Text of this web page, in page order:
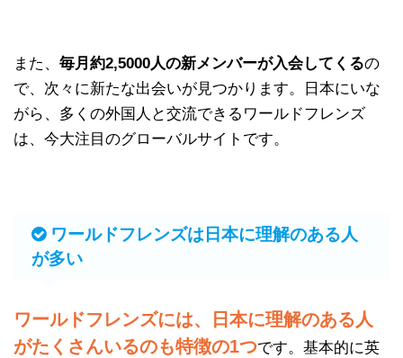
また、 毎月約2,5000人の新メンバーが入会してくるの
で、次々に新たな出会いが見つかります。日本にいな
がら、多くの外国人と交流できるワールドフレンズ
は、今大注目のグローバルサイトです。
ワールドフレンズは日本に理解のある人
が多い
ワールドフレンズには、日本に理解のある人
がたくさんいるのも特徴の1つです。基本的に英